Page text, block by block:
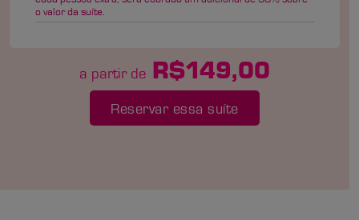
o valor da suíte.
a partir de R$149,00
Reservar essa suíte